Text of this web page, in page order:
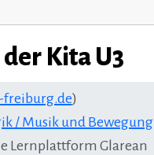
Kita U3
)
/ Musik und Bewegung
Lernplattform Glarean